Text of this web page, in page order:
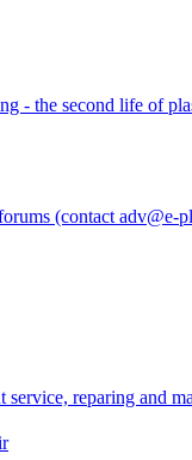
- the second life of
(contact adv@e-
reparing and